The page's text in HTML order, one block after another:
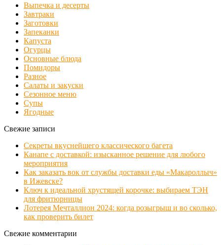
Выпечка и десерты
Завтраки
Заготовки
Запеканки
Капуста
Огурцы
Основные блюда
Помидоры
Разное
Салаты и закуски
Сезонное меню
Супы
Ягодные
Свежие записи
Секреты вкуснейшего классического багета
Канапе с доставкой: изысканное решение для любого
мероприятия
Как заказать вок от службы доставки еды «Макароллыч»
в Ижевске?
Ключ к идеальной хрустящей корочке: выбираем ТЭН
для фритюрницы
Лотерея Мечталлион 2024: когда розыгрыш и во сколько,
как проверить билет
Свежие комментарии